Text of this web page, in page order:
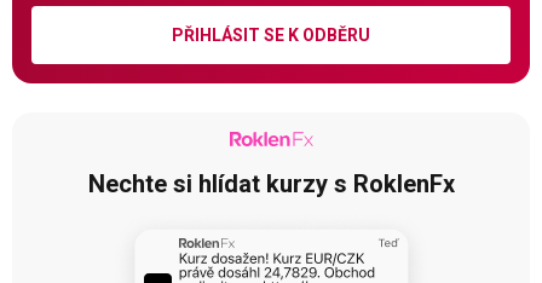
PŘIHLÁSIT SE K ODBĚRU
Nechte si hlídat kurzy s RoklenFx